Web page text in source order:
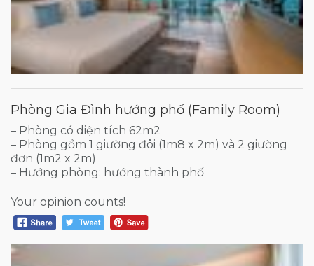
Phòng Gia Đình hướng phố (Family Room)
– Phòng có diện tích 62m2
– Phòng gồm 1 giường đôi (1m8 x 2m) và 2 giường
đơn (1m2 x 2m)
– Hướng phòng: hướng thành phố
Your opinion counts!